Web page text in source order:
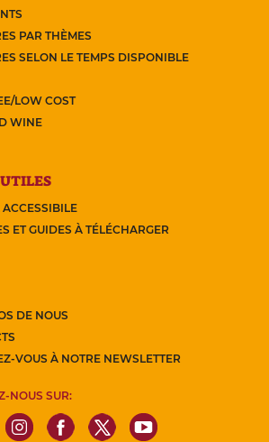
PAR THÈMES
SELON LE TEMPS DISPONIBLE
LOW COST
WINE
ACCESSIBILE
ET GUIDES À TÉLÉCHARGER
DE NOUS
VOUS À NOTRE NEWSLETTER
NOUS SUR: